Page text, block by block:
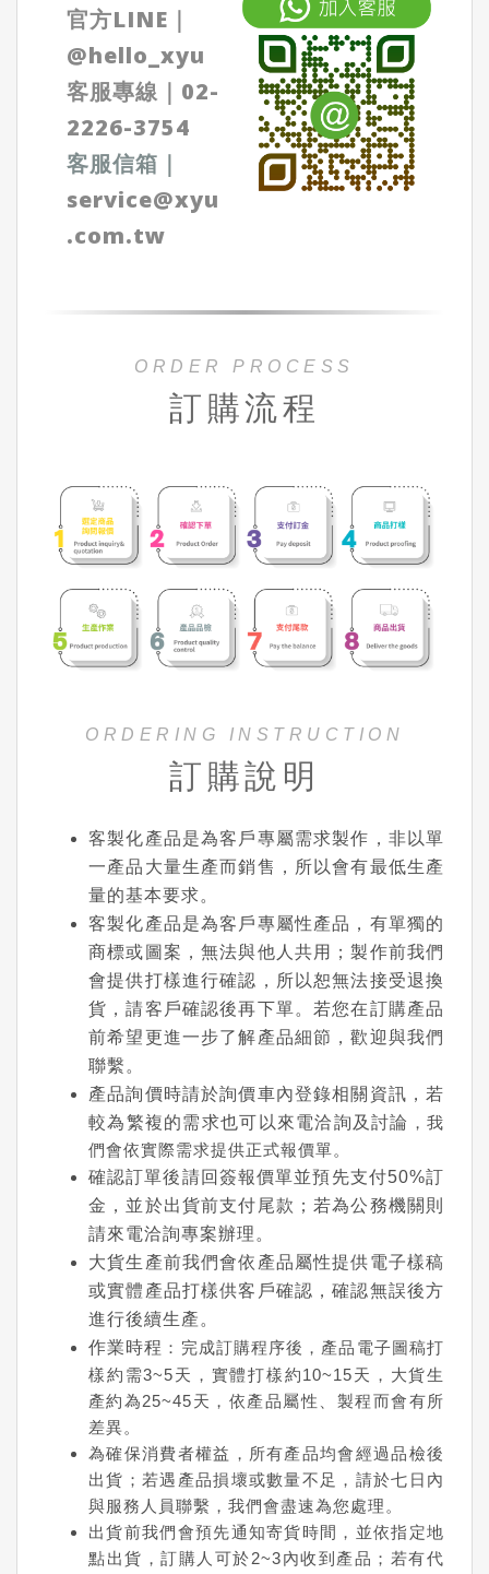
官方LINE｜
@hello_xyu
客服專線｜ 02-
2226-3754
客服信箱 ｜
service@xyu
.com.tw
ORDER PROCESS
訂購流程
ORDERING INSTRUCTION
訂購說明
客製化產品是為客戶專屬需求製作，非以單
一產品大量生產而銷售，所以會有最低生產
量的基本要求。
客製化產品是為客戶專屬性產品，有單獨的
商標或圖案，無法與他人共用；製作前我們
會提供打樣進行確認，所以恕無法接受退換
貨，請客戶確認後再下單。若您在訂購產品
前希望更進一步了解產品細節，歡迎與我們
聯繫。
產品詢價時請於詢價車內登錄相關資訊，若
較為繁複的需求也可以來電洽詢及討論 ，我
們會依實際需求提供正式報價單。
確認訂單後請回簽報價單並預先支付50%訂
金，並於出貨前支付尾款；若為公務機關則
請來電洽詢專案辦理。
大貨生產前我們會依產品屬性提供電子樣稿
或實體產品打樣供客戶確認，確認無誤後方
進行後續生產。
作業時程 ：完成訂購程序後，產品電子圖稿打
樣約需3~5天，實體打樣約10~15天，大貨生
產約為25~45天，依產品屬性、製程而會有所
差異。
為確保消費者權益，所有產品均會經過品檢後
出貨；若遇產品損壞或數量不足，請於七日內
與服務人員聯繫，我們會盡速為您處理。
出貨前我們會預先通知寄貨時間，並依指定地
點出貨，訂購人可於2~3內收到產品；若有代